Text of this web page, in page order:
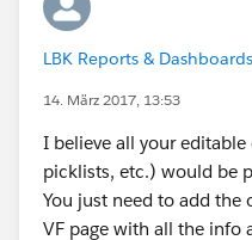
LBK Reports & Dashboards
14. März 2017, 13:53
I believe all your
picklists, etc.) would be
You just need to add
VF page with all the info